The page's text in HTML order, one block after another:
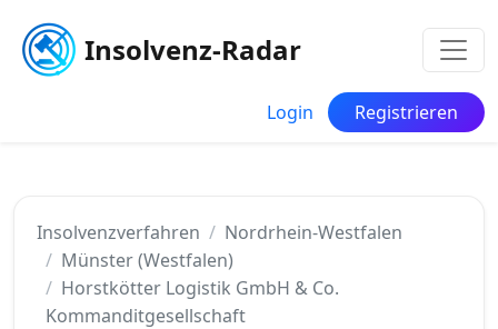
Insolvenz-Radar
Login Registrieren
Insolvenzverfahren
Nordrhein-Westfalen
Münster (Westfalen)
Horstkötter Logistik GmbH & Co.
Kommanditgesellschaft